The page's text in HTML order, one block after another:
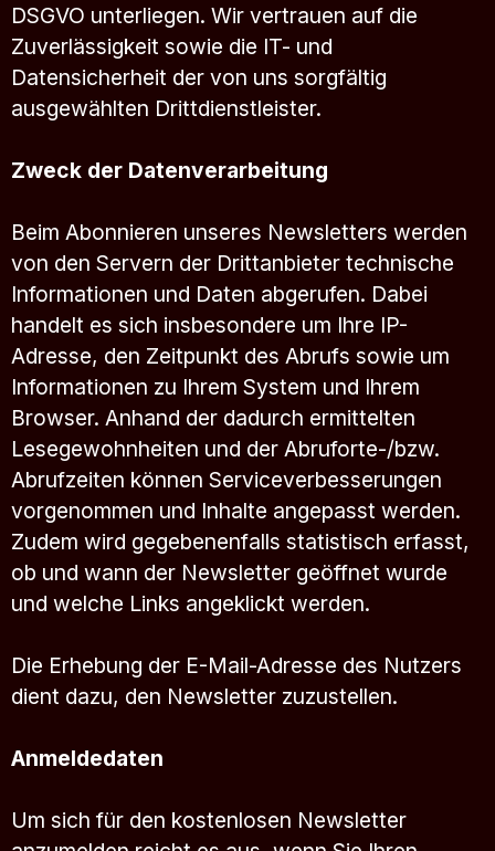
DSGVO unterliegen. Wir vertrauen auf die
Zuverlässigkeit sowie die IT- und
Datensicherheit der von uns sorgfältig
ausgewählten Drittdienstleister.
Zweck der Datenverarbeitung
Beim Abonnieren unseres Newsletters werden
von den Servern der Drittanbieter technische
Informationen und Daten abgerufen. Dabei
handelt es sich insbesondere um Ihre IP-
Adresse, den Zeitpunkt des Abrufs sowie um
Informationen zu Ihrem System und Ihrem
Browser. Anhand der dadurch ermittelten
Lesegewohnheiten und der Abruforte-/bzw.
Abrufzeiten können Serviceverbesserungen
vorgenommen und Inhalte angepasst werden.
Zudem wird gegebenenfalls statistisch erfasst,
ob und wann der Newsletter geöffnet wurde
und welche Links angeklickt werden.
Die Erhebung der E-Mail-Adresse des Nutzers
dient dazu, den Newsletter zuzustellen.
Anmeldedaten
Um sich für den kostenlosen Newsletter